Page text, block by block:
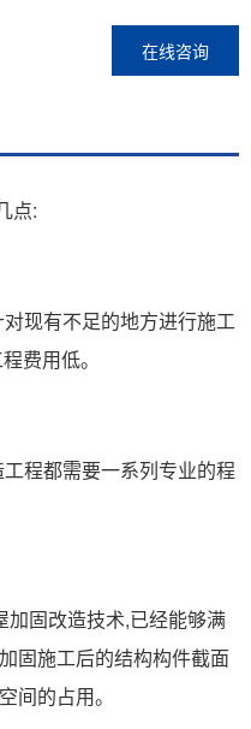
在线咨询
点:
现有不足的地方进行施工
费用低。
程都需要一系列专业的程
固改造技术,已经能够满
固施工后的结构构件截面
间的占用。